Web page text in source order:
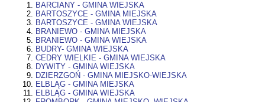
BARCIANY - GMINA WIEJSKA
BARTOSZYCE - GMINA MIEJSKA
BARTOSZYCE - GMINA WIEJSKA
BRANIEWO - GMINA MIEJSKA
BRANIEWO - GMINA WIEJSKA
BUDRY- GMINA WIEJSKA
CEDRY WIELKIE - GMINA WIEJSKA
DYWITY - GMINA WIEJSKA
DZIERZGOŃ - GMINA MIEJSKO-WIEJSKA
ELBLĄG - GMINA MIEJSKA
ELBLĄG - GMINA WIEJSKA